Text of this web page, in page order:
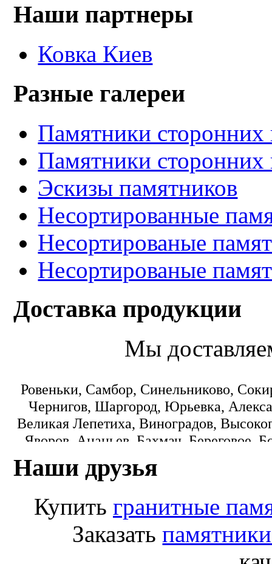
Наши партнеры
Ковка Киев
Разные галереи
Памятники сторонних
Памятники сторонних
Эскизы памятников
Несортированные
Несортированые
Несортированые
Доставка продукции
Мы
Ровеньки, Самбор, Синельниково,
Чернигов, Шаргород, Юрьевка,
Великая Лепетиха, Виноградов,
Яворов, Ананьев, Бахмач, Береговое,
Коминтерновское, Краматорск,
Пологи, Радомишль, Рокитное,
Лисичанск, Любомль, Машевка,
Переяслав-Хмельницкий,
Старобешево, Тарутино,
Наши друзья
Купить гранитные
Заказать